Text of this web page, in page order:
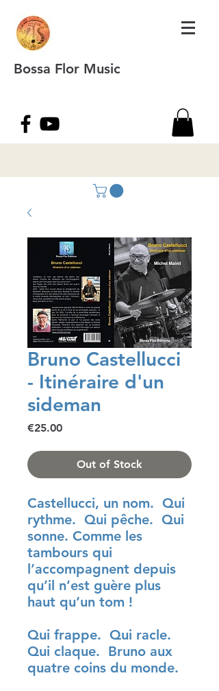
Bossa Flor Music
Bruno Castellucci
- Itinéraire d'un
sideman
€25.00Price
Out of Stock
Castellucci, un nom. Qui
rythme. Qui pêche. Qui
sonne. Comme les
tambours qui
l’accompagnent depuis
qu’il n’est guère plus
haut qu’un tom !
Qui frappe. Qui racle.
Qui claque. Bruno aux
quatre coins du monde.